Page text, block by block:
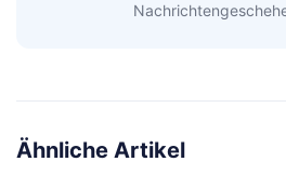
Ähnliche Artikel